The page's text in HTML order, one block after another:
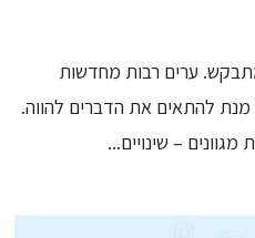
ערים רבות מחדשות
מנת להתאים את הדברים להווה.
– שינויים...